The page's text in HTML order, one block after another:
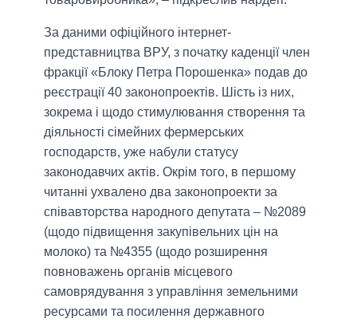
За даними офіційного інтернет-
представництва ВРУ, з початку каденції член
фракції «Блоку Петра Порошенка» подав до
реєстрації 40 законопроектів. Шість із них,
зокрема і щодо стимулювання створення та
діяльності сімейних фермерських
господарств, уже набули статусу
законодавчих актів. Окрім того, в першому
читанні ухвалено два законопроекти за
співавторства народного депутата – №2089
(щодо підвищення закупівельних цін на
молоко) та №4355 (щодо розширення
повноважень органів місцевого
самоврядування з управління земельними
ресурсами та посилення державного